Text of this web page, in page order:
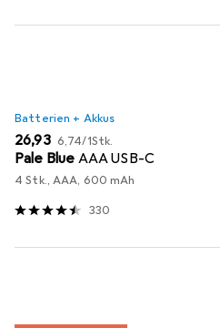
Batterien + Akkus
EUR
26,93 EUR
6,74/1Stk.
Pale Blue AAA USB-C
4 Stk., AAA, 600 mAh
330